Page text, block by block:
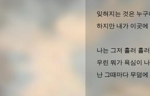
잊혀지는 것은 누
하지만 내가 이곳
나는 그저 흘러 흘
우린 뭐가 욕심이
난 그때마다 무덤에